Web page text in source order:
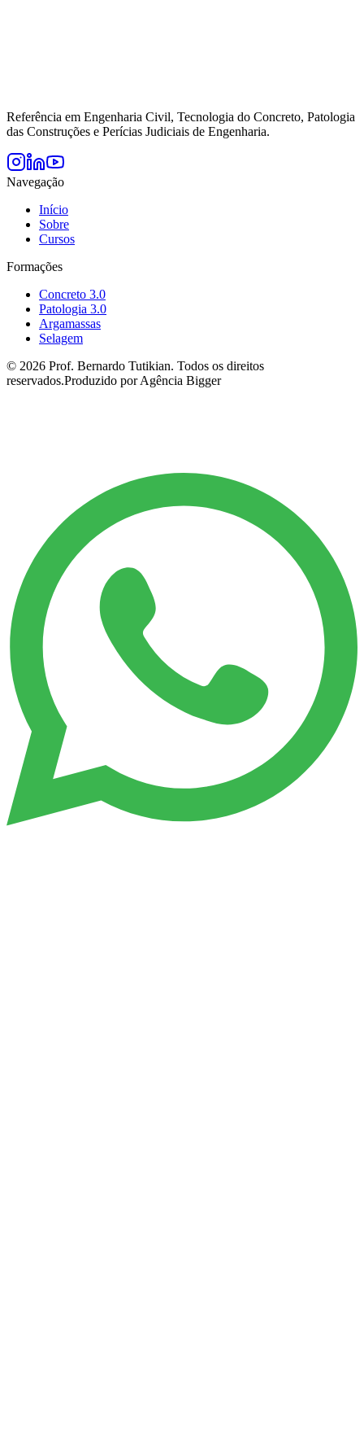
Referência em Engenharia Civil, Tecnologia do Concreto, Patologia
das Construções e Perícias Judiciais de Engenharia.
Navegação
Início
Sobre
Cursos
Formações
Concreto 3.0
Patologia 3.0
Argamassas
Selagem
© 2026 Prof. Bernardo Tutikian. Todos os direitos
reservados.Produzido por Agência Bigger